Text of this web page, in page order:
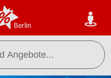
Berlin